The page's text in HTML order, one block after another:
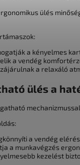
ülés
a kényelmes
a vendég
a relaxáló
ülés a
a vendég
a munkavégzés
kezelést